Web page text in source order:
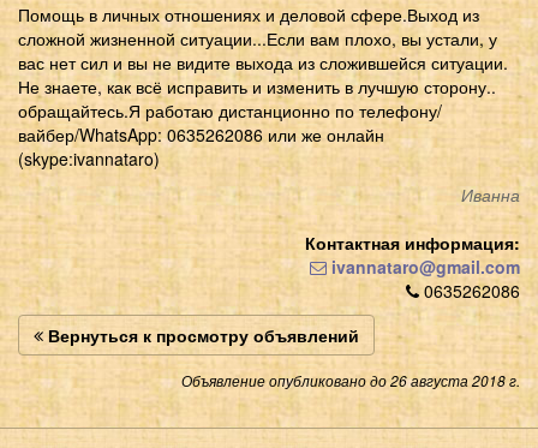
Помощь в личных отношениях и деловой сфере.Выход из
сложной жизненной ситуации...Если вам плохо, вы устали, у
вас нет сил и вы не видите выхода из сложившейся ситуации.
Не знаете, как всё исправить и изменить в лучшую сторону..
обращайтесь.Я работаю дистанционно по телефону/
вайбер/WhatsApp: 0635262086 или же онлайн
(skype:ivannataro)
Иванна
Контактная информация:
ivannataro@gmail.com
0635262086
Вернуться к просмотру объявлений
Объявление опубликовано до 26 августа 2018 г.